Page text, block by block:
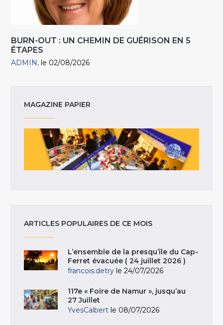
BURN-OUT : UN CHEMIN DE GUÉRISON EN 5
ÉTAPES
ADMIN le 02/08/2026
MAGAZINE PAPIER
ARTICLES POPULAIRES DE CE MOIS
L’ensemble de la presqu’île du Cap-
Ferret évacuée ( 24 juillet 2026 )
francois.detry le 24/07/2026
117e « Foire de Namur », jusqu’au
27 Juillet
YvesCalbert le 08/07/2026